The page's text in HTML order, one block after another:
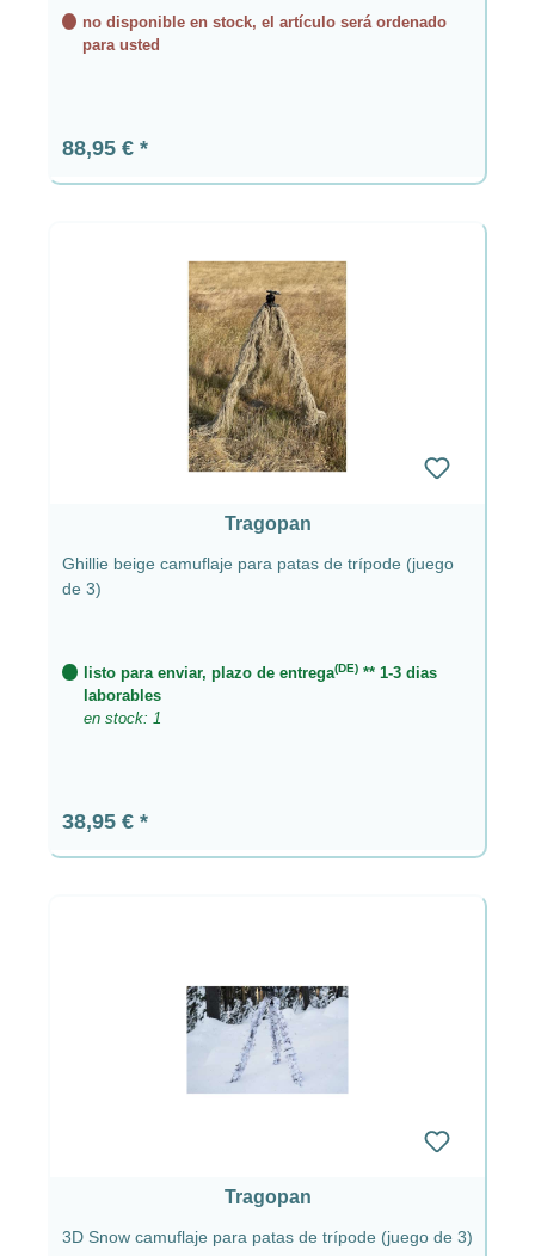
no disponible en stock, el artículo será ordenado
para usted
Precio normal:
88,95 €
Tragopan
Ghillie beige camuflaje para patas de trípode (juego
de 3)
listo para enviar, plazo de entrega(DE)** 1-3 dias
laborables
en stock: 1
Precio normal:
38,95 €
Tragopan
3D Snow camuflaje para patas de trípode (juego de 3)